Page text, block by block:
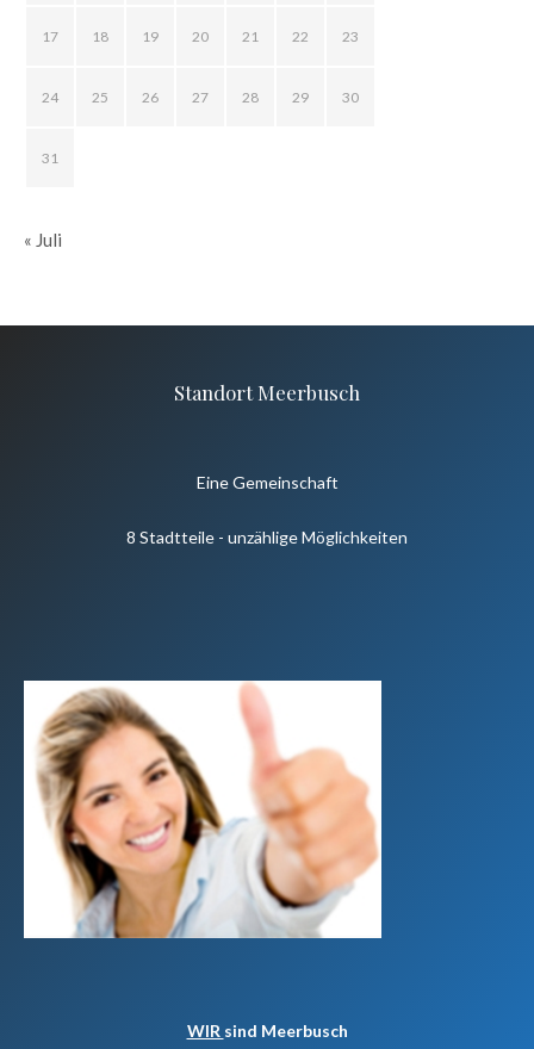
17 18 19 20 21 22 23
24 25 26 27 28 29 30
31
« Juli
Standort Meerbusch
Eine Gemeinschaft
8 Stadtteile - unzählige Möglichkeiten
WIR sind Meerbusch